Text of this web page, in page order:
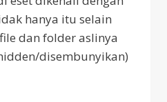
hanya itu selain
dan folder aslinya
disembunyikan)